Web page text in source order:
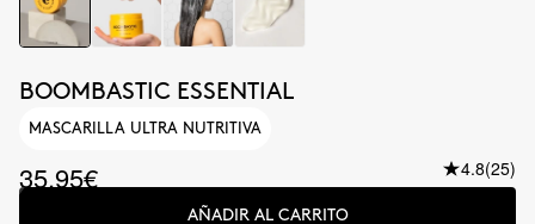
BOOMBASTIC ESSENTIAL
MASCARILLA ULTRA NUTRITIVA
35.95€ 4.8(25)
AÑADIR AL CARRITO